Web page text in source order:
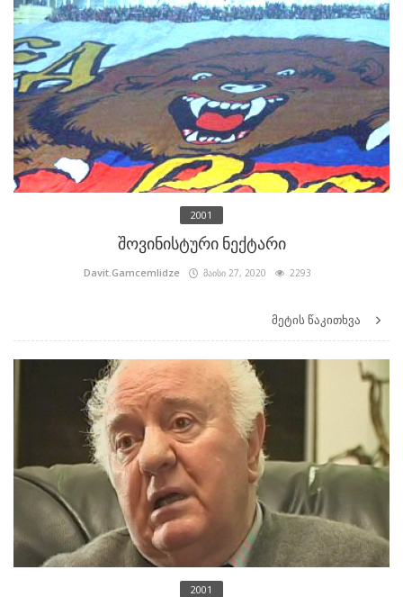
2001
შოვინისტური ნექტარი
Davit.Gamcemlidze მაისი 27, 2020 2293
მეტის წაკითხვა
2001